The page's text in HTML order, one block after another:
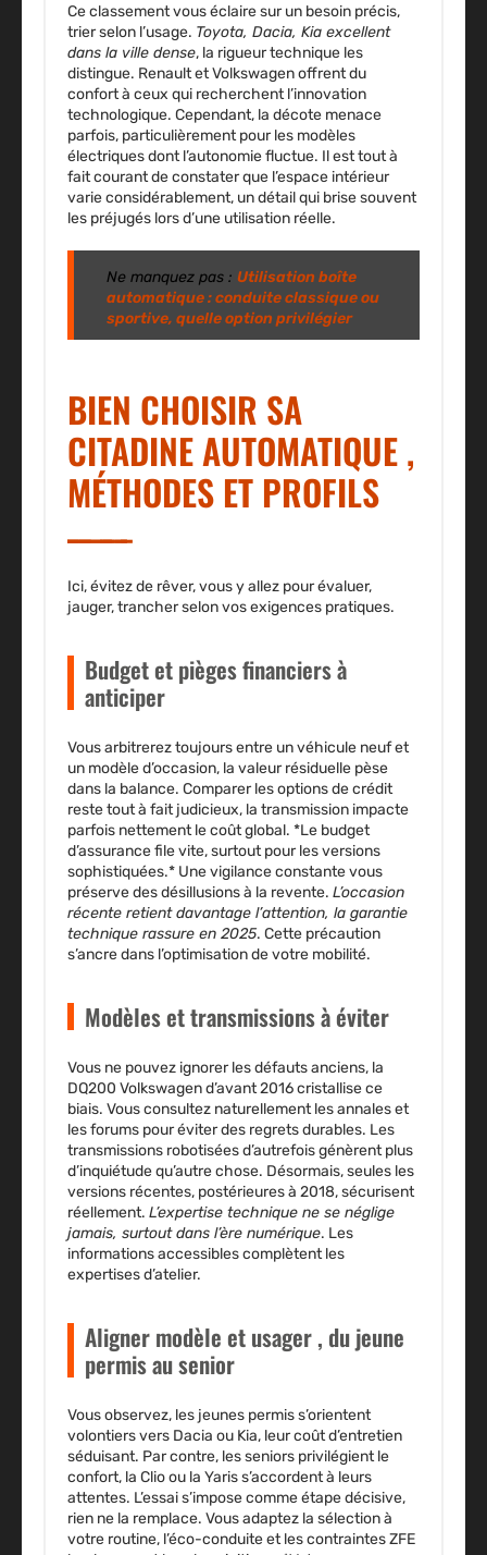
Ce classement vous éclaire sur un besoin précis,
trier selon l’usage. Toyota, Dacia, Kia excellent
dans la ville dense, la rigueur technique les
distingue. Renault et Volkswagen offrent du
confort à ceux qui recherchent l’innovation
technologique. Cependant, la décote menace
parfois, particulièrement pour les modèles
électriques dont l’autonomie fluctue. Il est tout à
fait courant de constater que l’espace intérieur
varie considérablement, un détail qui brise souvent
les préjugés lors d’une utilisation réelle.
Ne manquez pas : Utilisation boîte
automatique : conduite classique ou
sportive, quelle option privilégier
BIEN CHOISIR SA
CITADINE AUTOMATIQUE ,
MÉTHODES ET PROFILS
Ici, évitez de rêver, vous y allez pour évaluer,
jauger, trancher selon vos exigences pratiques.
Budget et pièges financiers à
anticiper
Vous arbitrerez toujours entre un véhicule neuf et
un modèle d’occasion, la valeur résiduelle pèse
dans la balance. Comparer les options de crédit
reste tout à fait judicieux, la transmission impacte
parfois nettement le coût global. *Le budget
d’assurance file vite, surtout pour les versions
sophistiquées.* Une vigilance constante vous
préserve des désillusions à la revente. L’occasion
récente retient davantage l’attention, la garantie
technique rassure en 2025. Cette précaution
s’ancre dans l’optimisation de votre mobilité.
Modèles et transmissions à éviter
Vous ne pouvez ignorer les défauts anciens, la
DQ200 Volkswagen d’avant 2016 cristallise ce
biais. Vous consultez naturellement les annales et
les forums pour éviter des regrets durables. Les
transmissions robotisées d’autrefois génèrent plus
d’inquiétude qu’autre chose. Désormais, seules les
versions récentes, postérieures à 2018, sécurisent
réellement. L’expertise technique ne se néglige
jamais, surtout dans l’ère numérique. Les
informations accessibles complètent les
expertises d’atelier.
Aligner modèle et usager , du jeune
permis au senior
Vous observez, les jeunes permis s’orientent
volontiers vers Dacia ou Kia, leur coût d’entretien
séduisant. Par contre, les seniors privilégient le
confort, la Clio ou la Yaris s’accordent à leurs
attentes. L’essai s’impose comme étape décisive,
rien ne la remplace. Vous adaptez la sélection à
votre routine, l’éco-conduite et les contraintes ZFE